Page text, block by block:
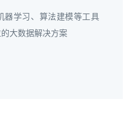
器学习、算法建模等工具
大数据解决方案